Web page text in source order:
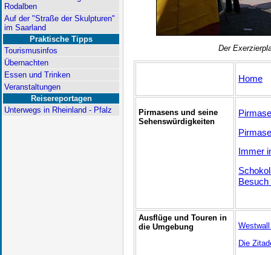
Rodalben
Auf der "Straße der Skulpturen"
im Saarland
Praktische Tipps
Tourismusinfos
Übernachten
Essen und Trinken
Veranstaltungen
Reisereportagen
Unterwegs in Rheinland - Pfalz
Der
Home
Pirmasens und seine
Sehenswürdigkeiten
Immer
Besuch
Ausflüge und Touren in
die Umgebung
Die